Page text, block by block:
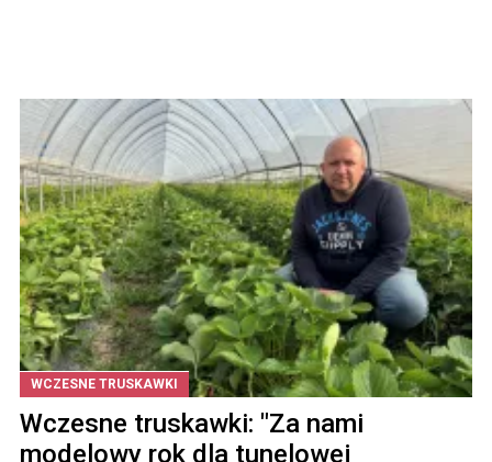
WCZESNE TRUSKAWKI
Wczesne truskawki: "Za nami
modelowy rok dla tunelowej